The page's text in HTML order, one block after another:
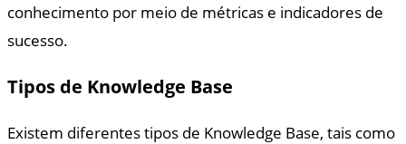
conhecimento por meio de métricas e indicadores de
sucesso.
Tipos de Knowledge Base
Existem diferentes tipos de Knowledge Base, tais como